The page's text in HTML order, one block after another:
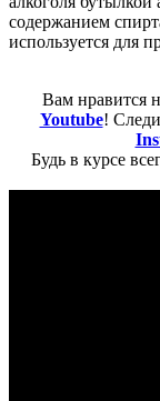
содержанием
используется для
Вам нравится
Youtube!
Будь в курсе